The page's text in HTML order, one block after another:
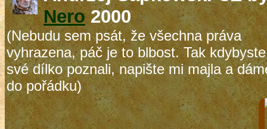
Nero2000
(Nebudu sem psát, že všechna práva
vyhrazena, páč je to blbost. Tak
své dílko poznali, napište mi majla a
do pořádku)